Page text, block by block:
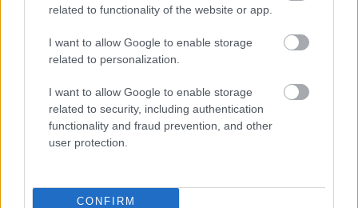
related to functionality of the website or app.
I want to allow Google to enable storage
related to personalization.
I want to allow Google to enable storage
related to security, including authentication
functionality and fraud prevention, and other
user protection.
CONFIRM